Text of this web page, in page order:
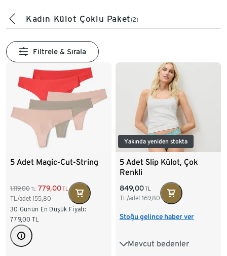
Kadın Külot Çoklu Paket(2)
Filtrele & Sırala
5 Adet Magic-Cut-String
1.119,00 TL 779,00TL
TL/adet 155,80
30 Günün En Düşük Fiyatı:
779,00 TL
Yakında yeniden stokta
5 Adet Slip Külot, Çok
Renkli
849,00TL
TL/adet 169,80
Stoğu gelince haber ver
Mevcut bedenler
S 36/38 M 40/42